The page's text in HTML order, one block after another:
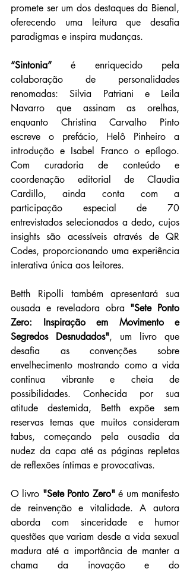
promete ser um dos destaques da Bienal,
oferecendo uma leitura que desafia
paradigmas e inspira mudanças.
“Sintonia” é enriquecido pela
colaboração de personalidades
renomadas: Silvia Patriani e Leila
Navarro que assinam as orelhas,
enquanto Christina Carvalho Pinto
escreve o prefácio, Helô Pinheiro a
introdução e Isabel Franco o epílogo.
Com curadoria de conteúdo e
coordenação editorial de Claudia
Cardillo, ainda conta com a
participação especial de 70
entrevistados selecionados a dedo, cujos
insights são acessíveis através de QR
Codes, proporcionando uma experiência
interativa única aos leitores.
Betth Ripolli também apresentará sua
ousada e reveladora obra "Sete Ponto
Zero: Inspiração em Movimento e
Segredos Desnudados", um livro que
desafia as convenções sobre
envelhecimento mostrando como a vida
continua vibrante e cheia de
possibilidades. Conhecida por sua
atitude destemida, Betth expõe sem
reservas temas que muitos consideram
tabus, começando pela ousadia da
nudez da capa até as páginas repletas
de reflexões íntimas e provocativas.
O livro "Sete Ponto Zero" é um manifesto
de reinvenção e vitalidade. A autora
aborda com sinceridade e humor
questões que variam desde a vida sexual
madura até a importância de manter a
chama da inovação e do